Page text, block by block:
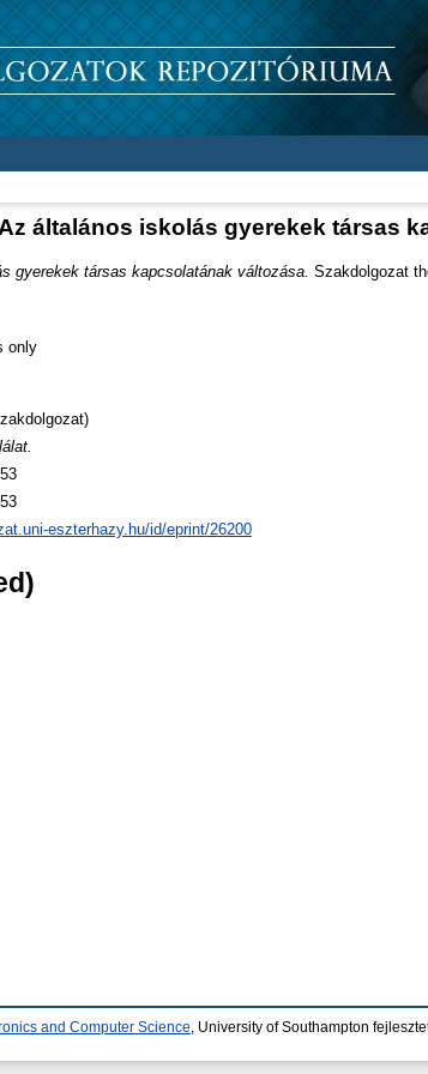
Az általános iskolás gyerekek társas
gyerekek társas kapcsolatának változása. Szakdolgozat
only
eszterhazy.hu/id/eprint/26200
and Computer Science , University of Southampton